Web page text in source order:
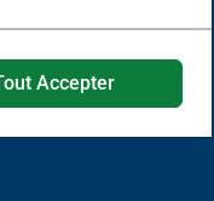
Accepter